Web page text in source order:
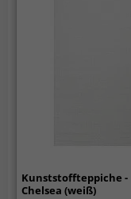
Kunststoffteppiche -
Chelsea (weiß)